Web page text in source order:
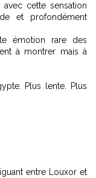
avec cette sensation
et profondément
émotion rare des
à montrer mais à
Plus lente. Plus
entre Louxor et